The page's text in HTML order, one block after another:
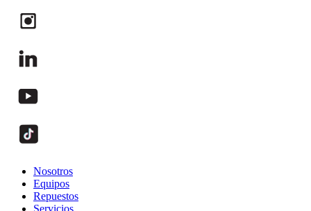
Nosotros
Equipos
Repuestos
Servicios